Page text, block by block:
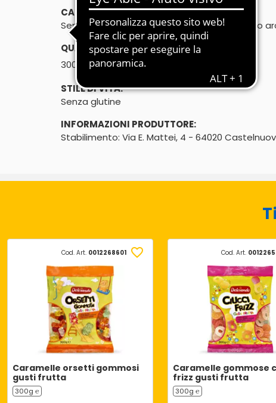
CARATTERISTICHE:
Senza glutine - Senza additivi coloranti - Solo
QUANTITÀ:
300g
℮
STILE DI VITA:
Senza glutine
INFORMAZIONI PRODUTTORE:
Stabilimento: Via E. Mattei, 4 - 64020
Cod. Art. 0012268601
Caramelle orsetti gommosi
gusti frutta
300g ℮
Cod. Art.
Caramelle gommose
frizz gusti frutta
300g ℮